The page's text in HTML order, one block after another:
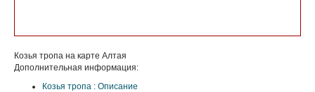
Козья тропа на карте Алтая
Дополнительная информация:
Козья тропа : Описание